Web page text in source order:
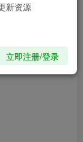
新资源
立即注册/登录